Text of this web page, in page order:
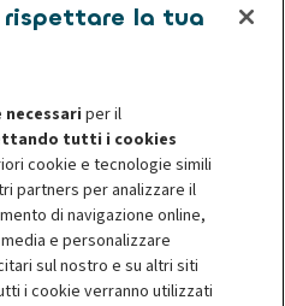
rispettare la tua
necessariper il
tutti i cookies
cookie e tecnologie simili
partners per analizzare il
di navigazione online,
e personalizzare
sul nostro e su altri siti
i cookie verranno utilizzati